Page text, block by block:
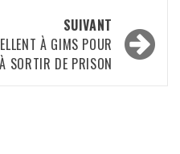
SUIVANT
À GIMS POUR
SORTIR DE PRISON